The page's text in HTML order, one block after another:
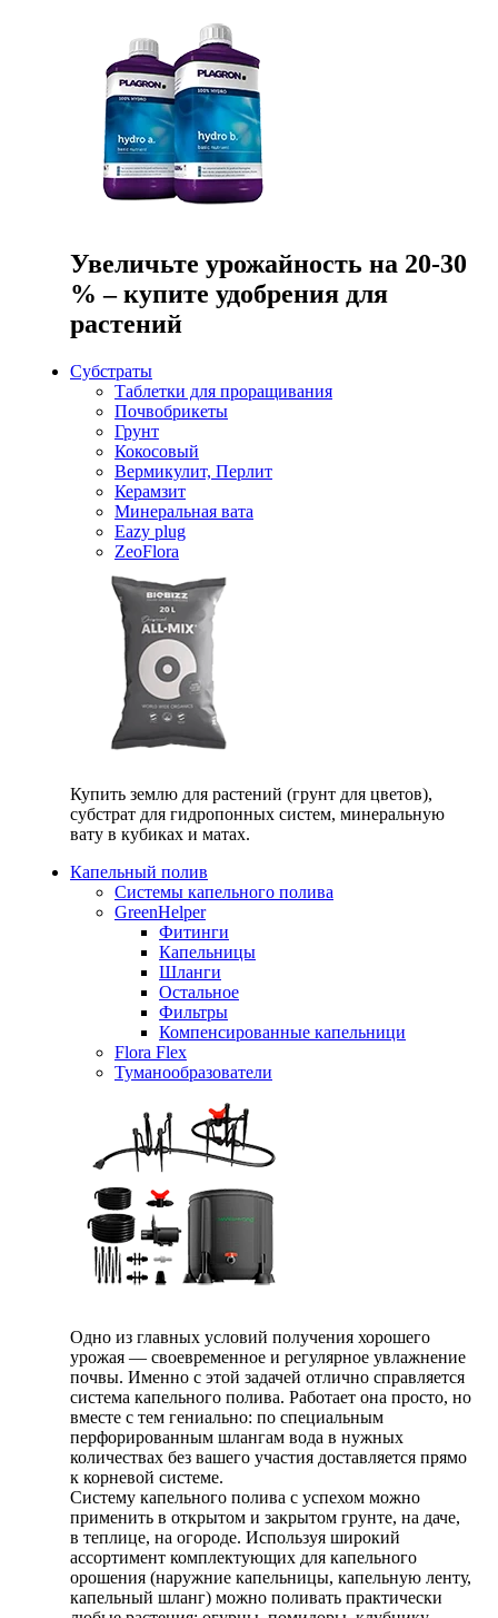
Увеличьте урожайность на 20-30
% – купите удобрения для
растений
Субстраты
Таблетки для проращивания
Почвобрикеты
Грунт
Кокосовый
Вермикулит, Перлит
Керамзит
Минеральная вата
Eazy plug
ZeoFlora
Купить землю для растений (грунт для цветов),
субстрат для гидропонных систем, минеральную
вату в кубиках и матах.
Капельный полив
Системы капельного полива
GreenHelper
Фитинги
Капельницы
Шланги
Остальное
Фильтры
Компенсированные капельници
Flora Flex
Туманообразователи
Одно из главных условий получения хорошего
урожая — своевременное и регулярное увлажнение
почвы. Именно с этой задачей отлично справляется
система капельного полива. Работает она просто, но
вместе с тем гениально: по специальным
перфорированным шлангам вода в нужных
количествах без вашего участия доставляется прямо
к корневой системе.
Систему капельного полива с успехом можно
применить в открытом и закрытом грунте, на даче,
в теплице, на огороде. Используя широкий
ассортимент комплектующих для капельного
орошения (наружние капельницы, капельную ленту,
капельный шланг) можно поливать практически